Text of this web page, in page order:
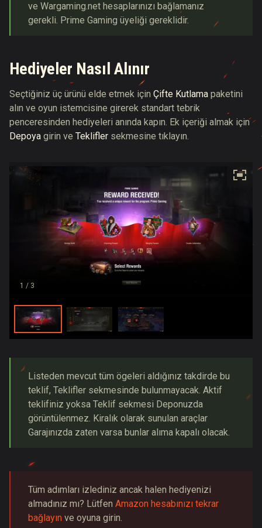
ve Wargaming.net hesaplarınızı bağlamanız
gerekli. Prime Gaming üyeliği gereklidir.
Hediyeler Nasıl Alınır
Seçtiğiniz üç ürünü elde etmek için Çifte Kutlama paketini
alın ve oyun istemcisine girerek standart tebrik
penceresinden hediyeleri anında kapın. Ek içeriği almak için
Depoya girin ve Teklifler sekmesine tıklayın.
1 / 3
Listeden mevcut tüm ögeleri aldığınız takdirde bu
teklif, Teklifler sekmesinde bulunmayacak. Aktif
teklifiniz yoksa Teklif sekmesi Deponuzda
görüntülenmez. Kiralık olarak sunulan araçlar
Garajınızda zaten varsa bunlar alıma kapalı olacak.
Tüm adımları izlediniz ancak halen hediyenizi
almadınız mı? Lütfen Amazon hesabınızı tekrar
bağlayın ve oyuna girin.